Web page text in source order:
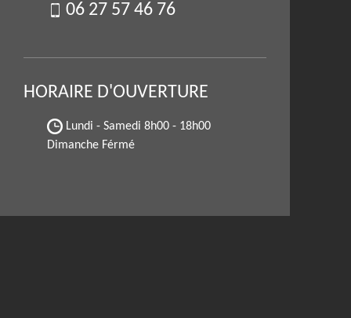
06 27 57 46 76
HORAIRE D'OUVERTURE
Lundi - Samedi 8h00 - 18h00
Dimanche Férmé